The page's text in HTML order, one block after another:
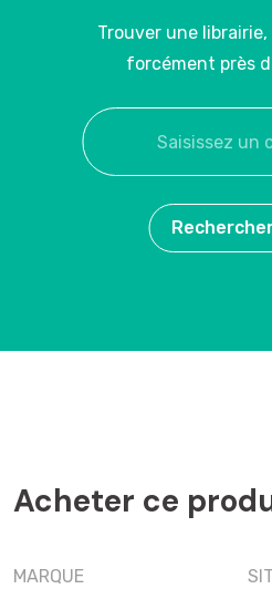
Trouver une
forcément près
Acheter ce
MARQUE